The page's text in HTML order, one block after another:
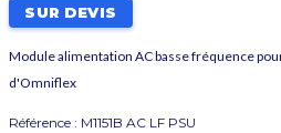
SUR DEVIS
Module alimentation AC basse fréquence
d'Omniflex
Référence : M1151B AC LF PSU